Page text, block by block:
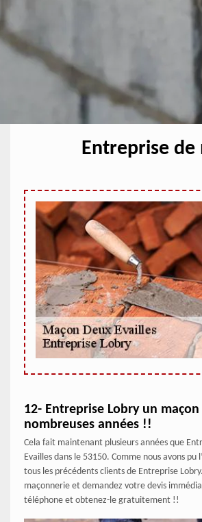
Entreprise de
12- Entreprise Lobry un
nombreuses années !!
Cela fait maintenant plusieurs années que
Evailles dans le 53150. Comme nous avons
tous les précédents clients de Entreprise
maçonnerie et demandez votre devis
téléphone et obtenez-le gratuitement !!